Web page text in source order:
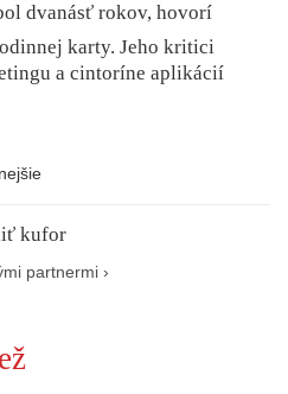
dvanásť rokov, hovorí
karty. Jeho kritici
a cintoríne aplikácií
kufor
partnermi ›